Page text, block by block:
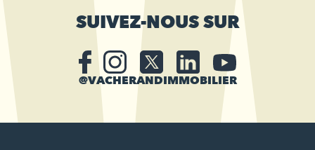
SUIVEZ-NOUS SUR
@VACHERANDIMMOBILIER